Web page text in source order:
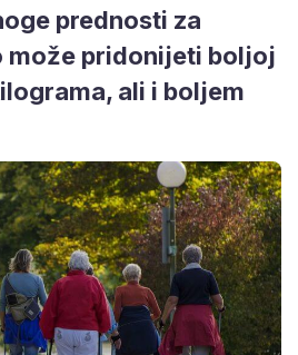
prednosti za
može pridonijeti boljoj
ali i boljem